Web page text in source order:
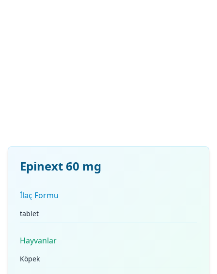
Epinext 60 mg
İlaç Formu
tablet
Hayvanlar
Köpek